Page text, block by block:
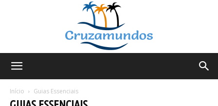
Início Guias Essenciais